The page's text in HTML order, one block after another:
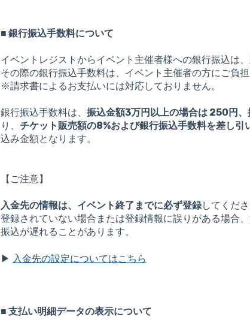
■ 銀行振込手数料について
イベントレジストからイベント主催者様への銀行振込は
その際の銀行振込手数料は、イベント主催者の方にご負担
※請求書によるお支払いには対応しておりません。
銀行振込手数料は、 振込金額3万円以上の場合は 250円
り、 チケット販売額の8%および銀行振込手数料を差し引
込み金額となります。
【ご注意】
入金先の情報は、イベント終了までに必ず登録してくださ
登録されていない場合または登録情報に誤りがある場合
振込が遅れることがあります。
▶ 入金先の設定についてはこちら
■ 支払い明細データの表示について